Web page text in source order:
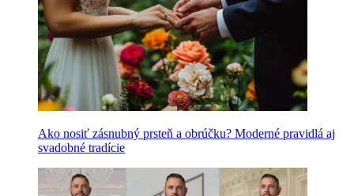
Ako nosiť zásnubný prsteň a obrúčku? Moderné pravidlá aj
svadobné tradície